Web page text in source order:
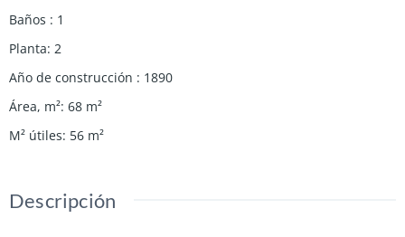
Baños : 1
Planta: 2
Año de construcción : 1890
Área, m²: 68 m²
M² útiles: 56 m²
Descripción